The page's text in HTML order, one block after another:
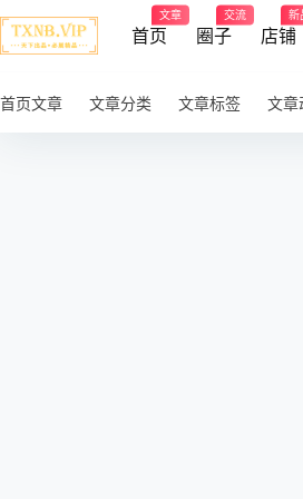
首页
文章
圈子
交流
店铺
新
首页文章 文章分类 文章标签 文章